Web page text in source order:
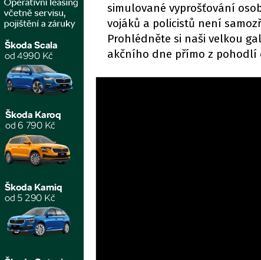
simulované vyprošťování
vojáků a policistů není
Prohlédněte si naši velkou
akčního dne přímo z pohodlí